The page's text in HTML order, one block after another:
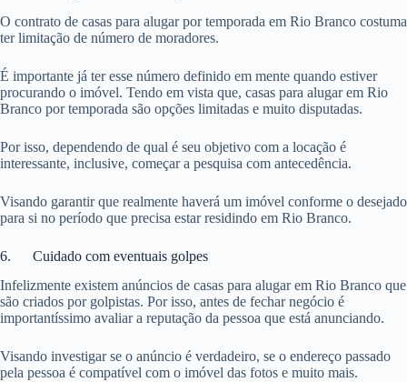
O contrato de casas para alugar por temporada em Rio Branco costuma
ter limitação de número de moradores.
É importante já ter esse número definido em mente quando estiver
procurando o imóvel. Tendo em vista que, casas para alugar em Rio
Branco por temporada são opções limitadas e muito disputadas.
Por isso, dependendo de qual é seu objetivo com a locação é
interessante, inclusive, começar a pesquisa com antecedência.
Visando garantir que realmente haverá um imóvel conforme o desejado
para si no período que precisa estar residindo em Rio Branco.
6. Cuidado com eventuais golpes
Infelizmente existem anúncios de casas para alugar em Rio Branco que
são criados por golpistas. Por isso, antes de fechar negócio é
importantíssimo avaliar a reputação da pessoa que está anunciando.
Visando investigar se o anúncio é verdadeiro, se o endereço passado
pela pessoa é compatível com o imóvel das fotos e muito mais.